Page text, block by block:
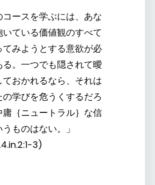
コースを学ぶには、あな
いている価値観のすべて
てみようとする意欲が必
る。一つでも隠されて曖
ておかれるなら、それは
の学びを危うくするだろ
庸｛ニュートラル｝な信
ものはない。」
3)